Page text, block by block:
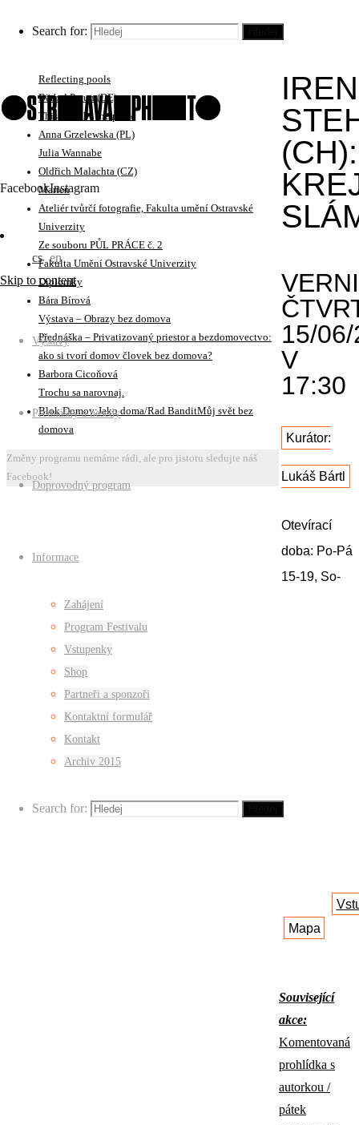
Search for:
FacebookInstagram
cs en
Skip to content
Výstavy
Přednášky a besedy
Doprovodný program
Informace
Zahájení
Program Festivalu
Vstupenky
Shop
Partneři a sponzoři
Kontaktní formulář
Kontakt
Archiv 2015
Search for:
IREN
(CH):
15/
V
17:30
Kurátor:
Lukáš Bártl
Otevírací
doba: Po-Pá
15-19, So-
Mapa
Související
akce:
Komentovaná
prohlídka s
autorkou /
pátek
Iren Stehli (CH)
Krejčí Sláma
Reflecting pools
Bärbel Praun (DE)
This must be the place
Anna Grzelewska (PL)
Julia Wannabe
Oldřich Malachta (CZ)
Marten
Ateliér tvůrčí fotografie, Fakulta umění Ostravské
Univerzity
Ze souboru PŮL PRÁCE č. 2
Fakulta Umění Ostravské Univerzity
Diplomky
Bára Bírová
Výstava – Obrazy bez domova
Přednáška – Privatizovaný priestor a bezdomovectvo:
ako si tvorí domov človek bez domova?
Barbora Cicoňová
Trochu sa narovnaj.
Blok Domov:Jako doma/Rad BanditMůj svět bez
domova
Změny programu nemáme rádi, ale pro jistotu sledujte náš
Facebook!